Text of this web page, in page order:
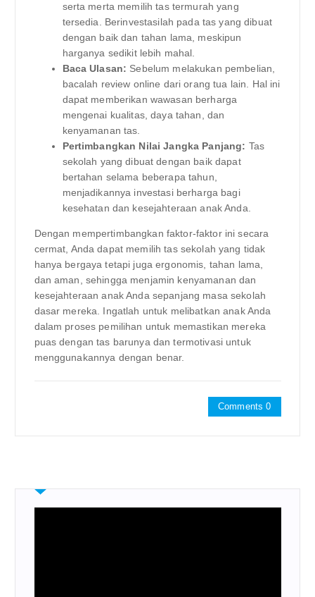
serta merta memilih tas termurah yang
tersedia. Berinvestasilah pada tas yang dibuat
dengan baik dan tahan lama, meskipun
harganya sedikit lebih mahal.
Baca Ulasan: Sebelum melakukan pembelian,
bacalah review online dari orang tua lain. Hal ini
dapat memberikan wawasan berharga
mengenai kualitas, daya tahan, dan
kenyamanan tas.
Pertimbangkan Nilai Jangka Panjang: Tas
sekolah yang dibuat dengan baik dapat
bertahan selama beberapa tahun,
menjadikannya investasi berharga bagi
kesehatan dan kesejahteraan anak Anda.
Dengan mempertimbangkan faktor-faktor ini secara
cermat, Anda dapat memilih tas sekolah yang tidak
hanya bergaya tetapi juga ergonomis, tahan lama,
dan aman, sehingga menjamin kenyamanan dan
kesejahteraan anak Anda sepanjang masa sekolah
dasar mereka. Ingatlah untuk melibatkan anak Anda
dalam proses pemilihan untuk memastikan mereka
puas dengan tas barunya dan termotivasi untuk
menggunakannya dengan benar.
Comments 0